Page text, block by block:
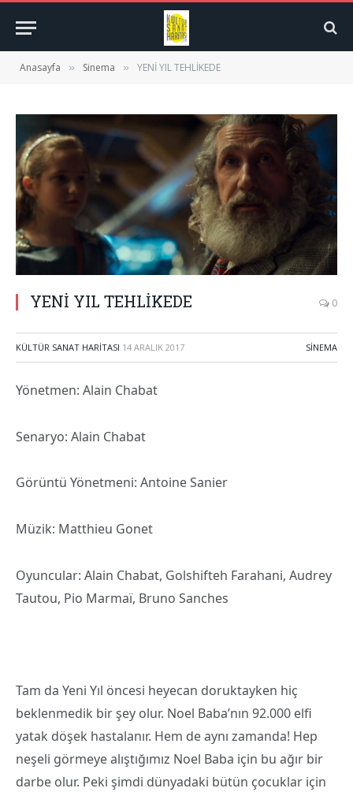
Anasayfa » Sinema » YENİ YIL TEHLİKEDE
YENİ YIL TEHLİKEDE 0
KÜLTÜR SANAT HARITASI 14 ARALIK 2017 SINEMA
Yönetmen: Alain Chabat
Senaryo: Alain Chabat
Görüntü Yönetmeni: Antoine Sanier
Müzik: Matthieu Gonet
Oyuncular: Alain Chabat, Golshifteh Farahani, Audrey
Tautou, Pio Marmaï, Bruno Sanches
Tam da Yeni Yıl öncesi heyecan doruktayken hiç
beklenmedik bir şey olur. Noel Baba’nın 92.000 elfi
yatak döşek hastalanır. Hem de aynı zamanda! Hep
neşeli görmeye alıştığımız Noel Baba için bu ağır bir
darbe olur. Peki şimdi dünyadaki bütün çocuklar için